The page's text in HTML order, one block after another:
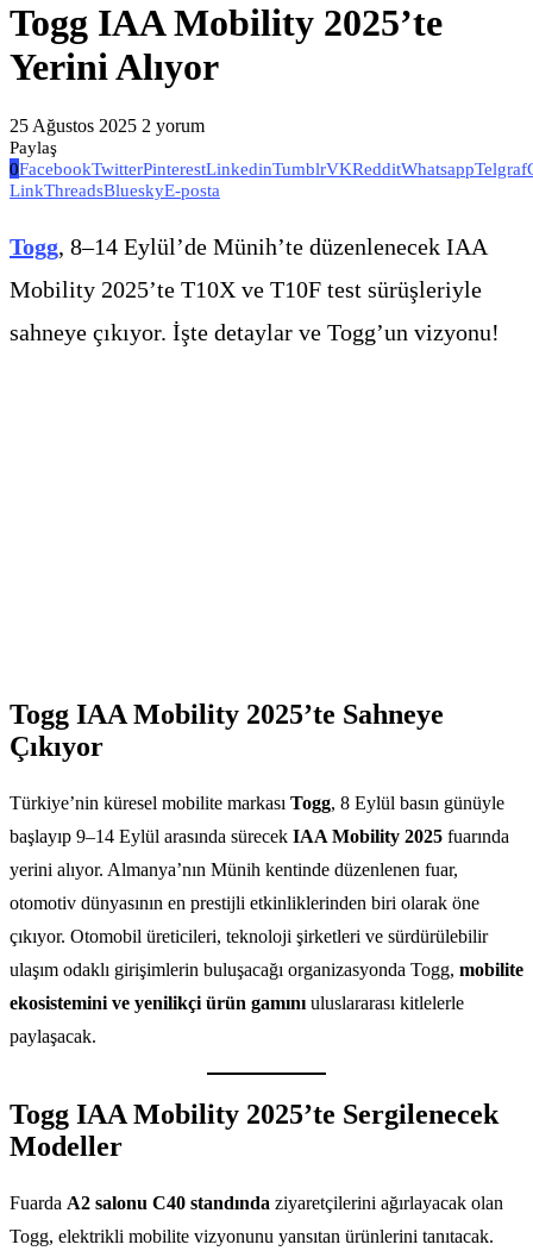
Togg IAA Mobility 2025’te
Yerini Alıyor
25 Ağustos 2025 2 yorum
Paylaş
0FacebookTwitterPinterestLinkedinTumblrVKRedditWhatsappTelgraf
LinkThreadsBlueskyE-posta
Togg, 8–14 Eylül’de Münih’te düzenlenecek IAA
Mobility 2025’te T10X ve T10F test sürüşleriyle
sahneye çıkıyor. İşte detaylar ve Togg’un vizyonu!
Togg IAA Mobility 2025’te Sahneye
Çıkıyor
Türkiye’nin küresel mobilite markası Togg, 8 Eylül basın günüyle
başlayıp 9–14 Eylül arasında sürecek IAA Mobility 2025 fuarında
yerini alıyor. Almanya’nın Münih kentinde düzenlenen fuar,
otomotiv dünyasının en prestijli etkinliklerinden biri olarak öne
çıkıyor. Otomobil üreticileri, teknoloji şirketleri ve sürdürülebilir
ulaşım odaklı girişimlerin buluşacağı organizasyonda Togg, mobilite
ekosistemini ve yenilikçi ürün gamını uluslararası kitlelerle
paylaşacak.
Togg IAA Mobility 2025’te Sergilenecek
Modeller
Fuarda A2 salonu C40 standında ziyaretçilerini ağırlayacak olan
Togg, elektrikli mobilite vizyonunu yansıtan ürünlerini tanıtacak.